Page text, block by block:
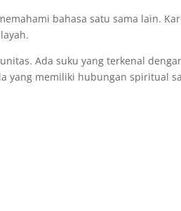
bahasa satu sama lain.
Ada suku yang terkenal
yang memiliki hubungan spiritual